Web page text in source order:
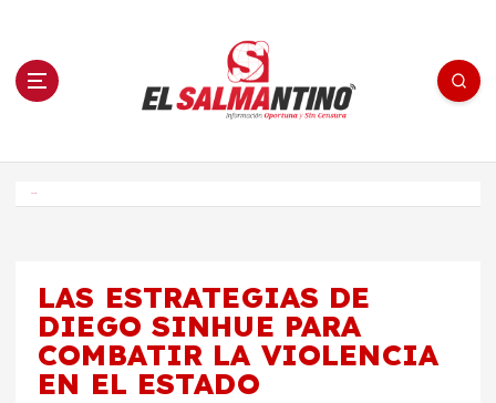
n El Salmantino - medios/noticias/editorial
LAS ESTRATEGIAS DE
DIEGO SINHUE PARA
COMBATIR LA VIOLENCIA
EN EL ESTADO